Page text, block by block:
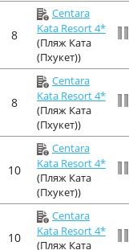
8
Centara
Kata Resort 4*
(Пляж Ката
(Пхукет))
8
Centara
Kata Resort 4*
(Пляж Ката
(Пхукет))
10
Centara
Kata Resort 4*
(Пляж Ката
(Пхукет))
10
Centara
Kata Resort 4*
(Пляж Ката